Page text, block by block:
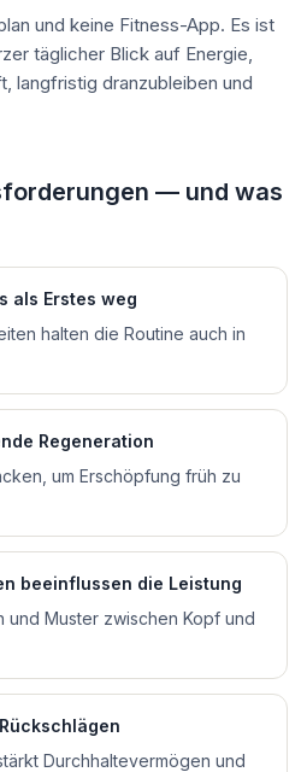
und keine Fitness-App. Es ist
täglicher Blick auf Energie,
langfristig dranzubleiben und
— und was
als Erstes weg
halten die Routine auch in
Regeneration
um Erschöpfung früh zu
beeinflussen die Leistung
und Muster zwischen Kopf und
Durchhaltevermögen und